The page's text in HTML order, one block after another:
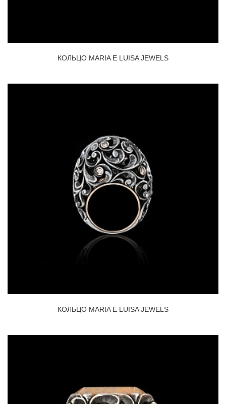
КОЛЬЦО MARIA E LUISA JEWELS
КОЛЬЦО MARIA E LUISA JEWELS